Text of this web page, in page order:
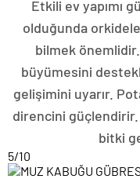
Etkili ev yapımı
olduğunda
bilmek
büyümesini
gelişimini uyarır.
direncini
bitki
5/10